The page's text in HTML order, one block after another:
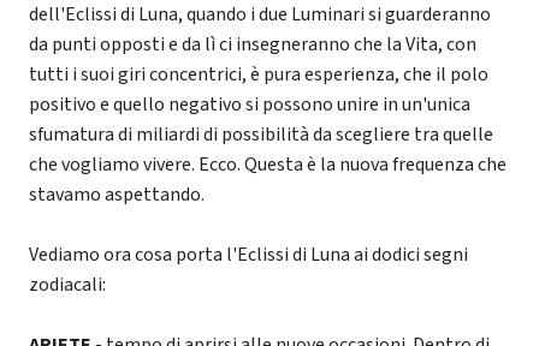
dell'Eclissi di Luna, quando i due Luminari si guarderanno
da punti opposti e da lì ci insegneranno che la Vita, con
tutti i suoi giri concentrici, è pura esperienza, che il polo
positivo e quello negativo si possono unire in un'unica
sfumatura di miliardi di possibilità da scegliere tra quelle
che vogliamo vivere. Ecco. Questa è la nuova frequenza che
stavamo aspettando.
Vediamo ora cosa porta l'Eclissi di Luna ai dodici segni
zodiacali: